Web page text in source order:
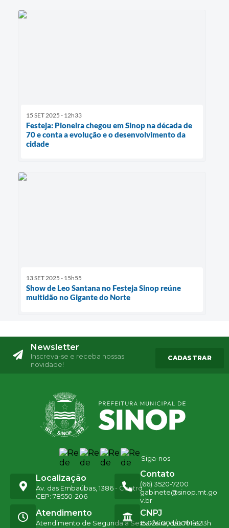
15 SET 2025 - 12h33
Festeja: Pioneira chegou em Sinop na década de
70 e conta a evolução e o desenvolvimento da
cidade
13 SET 2025 - 15h55
Show de Leo Santana no Festeja Sinop reúne
multidão no Gigante do Norte
Newsletter
Inscreva-se e receba nossas
novidade!
CADASTRAR
Siga-nos
Localização
Av. das Embaúbas, 1386 - Centro
CEP: 78550-206
Contato
(66) 3520-7200
gabinete@sinop.mt.go
v.br
Atendimento
Atendimento de Segunda a Sexta-feira, das 7h às 13h
CNPJ
15.024.003/0001-32